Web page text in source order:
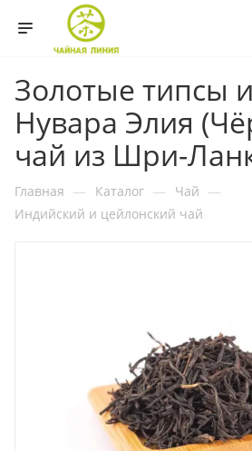
Золотые типсы
Нувара Элия
чай из Шри-
Главная — Каталог — Чай —
Индийский и цейлонский чай